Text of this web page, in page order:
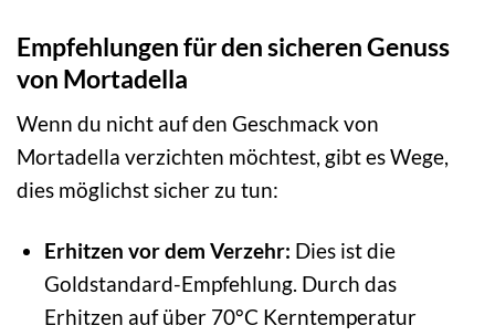
Empfehlungen für den sicheren Genuss
von Mortadella
Wenn du nicht auf den Geschmack von
Mortadella verzichten möchtest, gibt es Wege,
dies möglichst sicher zu tun:
Erhitzen vor dem Verzehr: Dies ist die
Goldstandard-Empfehlung. Durch das
Erhitzen auf über 70°C Kerntemperatur